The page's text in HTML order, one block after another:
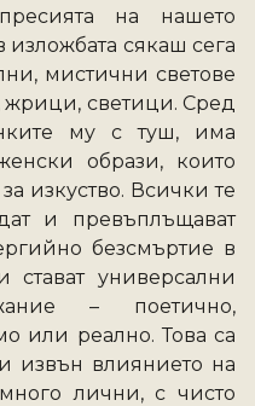
на нашето
сякаш сега
мистични светове
светици. Сред
му с туш, има
образи, които
изкуство. Всички те
и превъплъщават
безсмъртие в
универсални
– поетично,
или реално. Това са
извън влиянието на
лични, с чисто